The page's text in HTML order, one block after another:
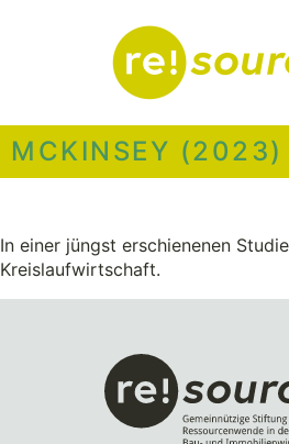
MCKINSEY (2023)
In einer jüngst erschienenen
Kreislaufwirtschaft.